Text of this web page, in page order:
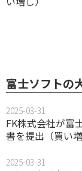
富士ソフトの
2025-03-31
FK株式会社が富
書を提出（買い増
2025-03-31